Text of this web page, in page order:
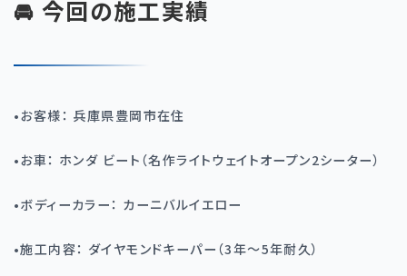
🚘 今回の施工実績
•お客様： 兵庫県豊岡市在住
•お車： ホンダ ビート（名作ライトウェイトオープン2シーター）
•ボディーカラー： カーニバルイエロー
•施工内容： ダイヤモンドキーパー（3年〜5年耐久）